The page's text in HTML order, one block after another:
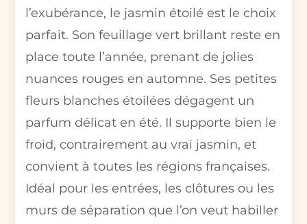
l’exubérance, le jasmin étoilé est le choix
parfait. Son feuillage vert brillant reste en
place toute l’année, prenant de jolies
nuances rouges en automne. Ses petites
fleurs blanches étoilées dégagent un
parfum délicat en été. Il supporte bien le
froid, contrairement au vrai jasmin, et
convient à toutes les régions françaises.
Idéal pour les entrées, les clôtures ou les
murs de séparation que l’on veut habiller